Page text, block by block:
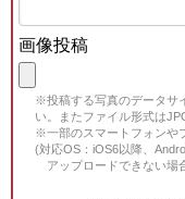
画像投稿
※投稿する写真のデータサ
い。またファイル形式は
※一部のスマートフォンや
(対応OS：iOS6以降、
アップロードできない場